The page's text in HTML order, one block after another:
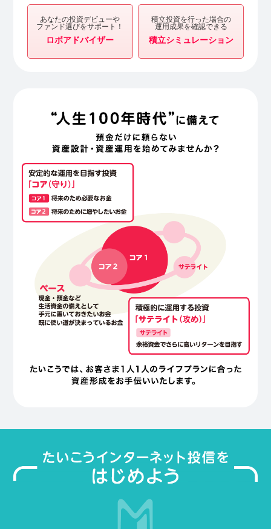
あなたの投資デビューや
ファンド選びをサポート！
ロボアドバイザー
積立投資を行った場合の
運用成果を確認できる
積立シミュレーション